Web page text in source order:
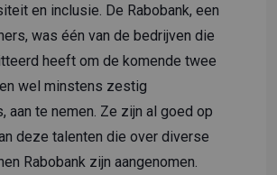
en inclusie. De Rabobank, een
was één van de bedrijven die
heeft om de komende twee
wel minstens zestig
aan te nemen. Ze zijn al goed op
deze talenten die over diverse
Rabobank zijn aangenomen.